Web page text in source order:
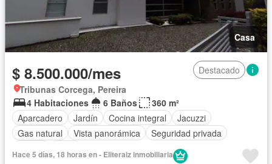
Casa
$ 8.500.000/mes
Destacado
Tribunas Corcega, Pereira
4 Habitaciones
6 Baños
360 m²
Aparcadero
Jardín Cocina integral
Jacuzzi
Gas natural
Vista panorámica
Seguridad privada
Hace 5 días, 18 horas en - Eliteraiz inmobiliaria